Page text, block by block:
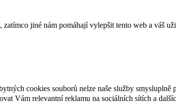
jiné nám pomáhají vylepšit tento web a váš
cookies souborů nelze naše služby smysluplně
Vám relevantní reklamu na sociálních sítích a